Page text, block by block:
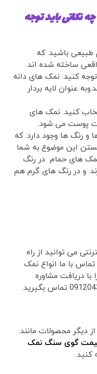
نکاتی باید توجه
طبیعی باشید. که
ساخته شده اند.
کنید. نمک های دانه
عنوان لایه بردار
کنید. نمک های
پوست می شود.
و رنگ ها وجود دارد. که
این موضوع به شما
های حمام در رنگ
و در رنگ های گرم هم
می توانید از راه
با ما انواع نمک
دریافت مشاوره
دیگر محصولات مانند
گوی سنگ نمک
کنید.